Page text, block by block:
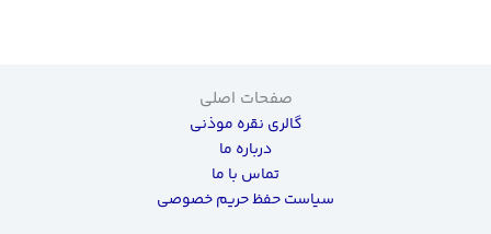
صفحات اصلی
گالری نقره موذنی
درباره ما
تماس با ما
سیاست حفظ حریم خصوصی